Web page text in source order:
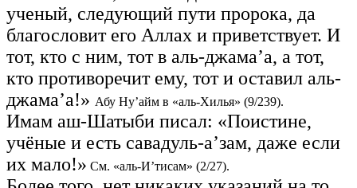
ученый, следующий пути пророка, да
благословит его Аллах и приветствует. И
тот, кто с ним, тот в аль-джама’а, а тот,
кто противоречит ему, тот и оставил аль-
джама’а!» Абу Ну’айм в «аль-Хилья» (9/239).
Имам аш-Шатыби писал: «Поистине,
учёные и есть савадуль-а’зам, даже если
их мало!» См. «аль-И’тисам» (2/27).